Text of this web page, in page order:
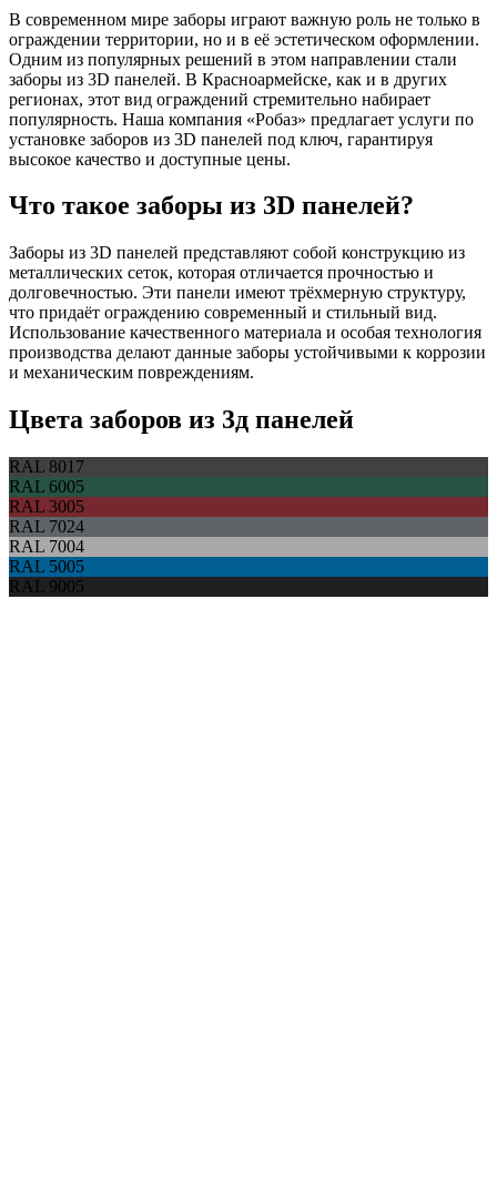
В современном мире заборы играют важную роль не только в
ограждении территории, но и в её эстетическом оформлении.
Одним из популярных решений в этом направлении стали
заборы из 3D панелей. В Красноармейске, как и в других
регионах, этот вид ограждений стремительно набирает
популярность. Наша компания «Робаз» предлагает услуги по
установке заборов из 3D панелей под ключ, гарантируя
высокое качество и доступные цены.
Что такое заборы из 3D панелей?
Заборы из 3D панелей представляют собой конструкцию из
металлических сеток, которая отличается прочностью и
долговечностью. Эти панели имеют трёхмерную структуру,
что придаёт ограждению современный и стильный вид.
Использование качественного материала и особая технология
производства делают данные заборы устойчивыми к коррозии
и механическим повреждениям.
Цвета заборов из 3д панелей
RAL 8017
RAL 6005
RAL 3005
RAL 7024
RAL 7004
RAL 5005
RAL 9005